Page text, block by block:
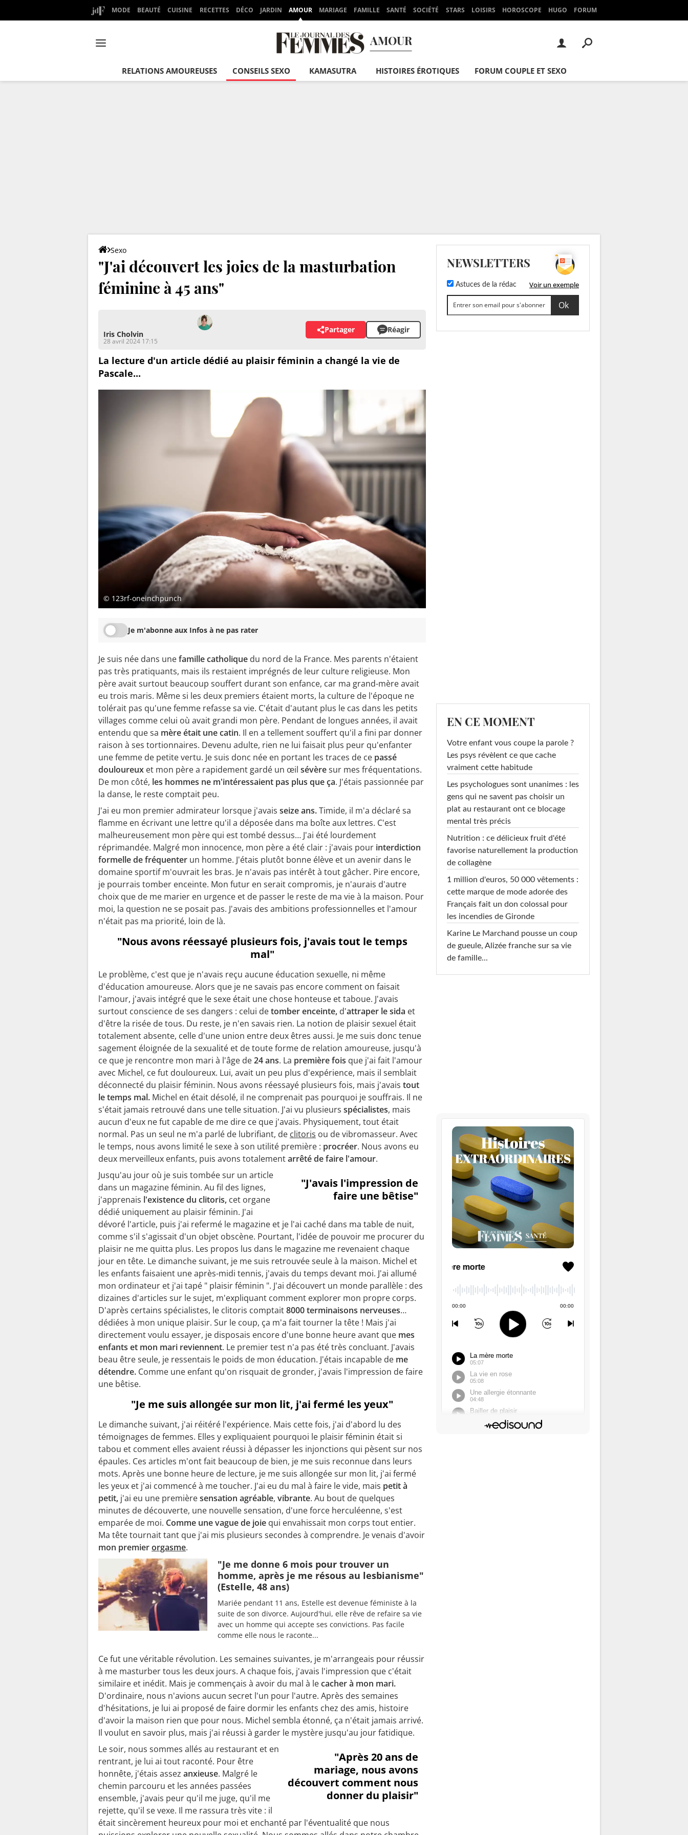
MODE BEAUTÉ CUISINE RECETTES DÉCO JARDIN AMOUR MARIAGE FAMILLE SANTÉ SOCIÉTÉ STARS LOISIRS HOROSCOPE HUGO FORUM
AMOUR
RELATIONS AMOUREUSES CONSEILS SEXO KAMASUTRA HISTOIRES ÉROTIQUES FORUM COUPLE ET SEXO
Sexo
"J'ai découvert les joies de la masturbation
féminine à 45 ans"
Iris Cholvin
28 avril 2024 17:15
Partager Réagir
La lecture d'un article dédié au plaisir féminin a changé la vie de
Pascale...
© 123rf-oneinchpunch
Je m'abonne aux Infos à ne pas rater
Je suis née dans unefamille catholique du nord de la France. Mes parents n'étaient
pas très pratiquants, mais ils restaient imprégnés de leur culture religieuse. Mon
père avait surtout beaucoup souffert durant son enfance, car ma grand-mère avait
eu trois maris. Même si les deux premiers étaient morts, la culture de l'époque ne
tolérait pas qu'une femme refasse sa vie. C'était d'autant plus le cas dans les petits
villages comme celui où avait grandi mon père. Pendant de longues années, il avait
entendu que sa mère était une catin. Il en a tellement souffert qu'il a fini par donner
raison à ses tortionnaires. Devenu adulte, rien ne lui faisait plus peur qu'enfanter
une femme de petite vertu. Je suis donc née en portant les traces de ce passé
douloureux et mon père a rapidement gardé un œil sévèresur mes fréquentations.
De mon côté, les hommes ne m'intéressaient pas plus que ça. J'étais passionnée par
la danse, le reste comptait peu.
J'ai eu mon premier admirateur lorsque j'avais seize ans.Timide, il m'a déclaré sa
flamme en écrivant une lettre qu'il a déposée dans ma boîte aux lettres. C'est
malheureusement mon père qui est tombé dessus… J'ai été lourdement
réprimandée. Malgré mon innocence, mon père a été clair : j'avais pour interdiction
formelle de fréquenter un homme. J'étais plutôt bonne élève et un avenir dans le
domaine sportif m'ouvrait les bras. Je n'avais pas intérêt à tout gâcher. Pire encore,
je pourrais tomber enceinte. Mon futur en serait compromis, je n'aurais d'autre
choix que de me marier en urgence et de passer le reste de ma vie à la maison. Pour
moi, la question ne se posait pas. J'avais des ambitions professionnelles et l'amour
n'était pas ma priorité, loin de là.
"Nous avons réessayé plusieurs fois, j'avais tout le temps
mal"
Le problème, c'est que je n'avais reçu aucune éducation sexuelle, ni même
d'éducation amoureuse. Alors que je ne savais pas encore comment on faisait
l'amour, j'avais intégré que le sexe était une chose honteuse et taboue. J'avais
surtout conscience de ses dangers : celui detomber enceinte, d'attraper le sida et
d'être la risée de tous. Du reste, je n'en savais rien. La notion de plaisir sexuel était
totalement absente, celle d'une union entre deux êtres aussi. Je me suis donc tenue
sagement éloignée de la sexualité et de toute forme de relation amoureuse, jusqu'à
ce que je rencontre mon mari à l'âge de24 ans. La première fois que j'ai fait l'amour
avec Michel, ce fut douloureux. Lui, avait un peu plus d'expérience, mais il semblait
déconnecté du plaisir féminin. Nous avons réessayé plusieurs fois, mais j'avais tout
le temps mal. Michel en était désolé, il ne comprenait pas pourquoi je souffrais. Il ne
s'était jamais retrouvé dans une telle situation. J'ai vu plusieurs spécialistes, mais
aucun d'eux ne fut capable de me dire ce que j'avais. Physiquement, tout était
normal. Pas un seul ne m'a parlé de lubrifiant, de clitoris ou de vibromasseur. Avec
le temps, nous avons limité le sexe à son utilité première : procréer. Nous avons eu
deux merveilleux enfants, puis avons totalementarrêté de faire l'amour.
"J'avais l'impression de
faire une bêtise"
Jusqu'au jour où je suis tombée sur un article
dans un magazine féminin. Au fil des lignes,
j'apprenais l'existence du clitoris, cet organe
dédié uniquement au plaisir féminin. J'ai
dévoré l'article, puis j'ai refermé le magazine et je l'ai caché dans ma table de nuit,
comme s'il s'agissait d'un objet obscène. Pourtant, l'idée de pouvoir me procurer du
plaisir ne me quitta plus. Les propos lus dans le magazine me revenaient chaque
jour en tête. Le dimanche suivant, je me suis retrouvée seule à la maison. Michel et
les enfants faisaient une après-midi tennis, j'avais du temps devant moi. J'ai allumé
mon ordinateur et j'ai tapé " plaisir féminin ". J'ai découvert un monde parallèle : des
dizaines d'articles sur le sujet, m'expliquant comment explorer mon propre corps.
D'après certains spécialistes, le clitoris comptait8000 terminaisons nerveuses…
dédiées à mon unique plaisir. Sur le coup, ça m'a fait tourner la tête ! Mais j'ai
directement voulu essayer, je disposais encore d'une bonne heure avant que mes
enfants et mon mari reviennent. Le premier test n'a pas été très concluant. J'avais
beau être seule, je ressentais le poids de mon éducation. J'étais incapable de me
détendre. Comme une enfant qu'on risquait de gronder, j'avais l'impression de faire
une bêtise.
"Je me suis allongée sur mon lit, j'ai fermé les yeux"
Le dimanche suivant, j'ai réitéré l'expérience. Mais cette fois, j'ai d'abord lu des
témoignages de femmes. Elles y expliquaient pourquoi le plaisir féminin était si
tabou et comment elles avaient réussi à dépasser les injonctions qui pèsent sur nos
épaules. Ces articles m'ont fait beaucoup de bien, je me suis reconnue dans leurs
mots. Après une bonne heure de lecture, je me suis allongée sur mon lit, j'ai fermé
les yeux et j'ai commencé à me toucher. J'ai eu du mal à faire le vide, mais petit à
petit, j'ai eu une premièresensation agréable, vibrante. Au bout de quelques
minutes de découverte, une nouvelle sensation, d'une force herculéenne, s'est
emparée de moi. Comme une vague de joie qui envahissait mon corps tout entier.
Ma tête tournait tant que j'ai mis plusieurs secondes à comprendre. Je venais d'avoir
mon premierorgasme.
"Je me donne 6 mois pour trouver un
homme, après je me résous au lesbianisme"
(Estelle, 48 ans)
Mariée pendant 11 ans, Estelle est devenue féministe à la
suite de son divorce. Aujourd'hui, elle rêve de refaire sa vie
avec un homme qui accepte ses convictions. Pas facile
comme elle nous le raconte...
Ce fut une véritable révolution. Les semaines suivantes, je m'arrangeais pour réussir
à me masturber tous les deux jours. A chaque fois, j'avais l'impression que c'était
similaire et inédit. Mais je commençais à avoir du mal à lecacher à mon mari.
D'ordinaire, nous n'avions aucun secret l'un pour l'autre. Après des semaines
d'hésitations, je lui ai proposé de faire dormir les enfants chez des amis, histoire
d'avoir la maison rien que pour nous. Michel sembla étonné, ça n'était jamais arrivé.
Il voulut en savoir plus, mais j'ai réussi à garder le mystère jusqu'au jour fatidique.
"Après 20 ans de
mariage, nous avons
découvert comment nous
donner du plaisir"
Le soir, nous sommes allés au restaurant et en
rentrant, je lui ai tout raconté. Pour être
honnête, j'étais assez anxieuse. Malgré le
chemin parcouru et les années passées
ensemble, j'avais peur qu'il me juge, qu'il me
rejette, qu'il se vexe. Il me rassura très vite : il
était sincèrement heureux pour moi et enchanté par l'éventualité que nous
NEWSLETTERS
Astuces de la rédac Voir un exemple
EN CE MOMENT
Votre enfant vous coupe la parole ?
Les psys révèlent ce que cache
vraiment cette habitude
Les psychologues sont unanimes : les
gens qui ne savent pas choisir un
plat au restaurant ont ce blocage
mental très précis
Nutrition : ce délicieux fruit d'été
favorise naturellement la production
de collagène
1 million d'euros, 50 000 vêtements :
cette marque de mode adorée des
Français fait un don colossal pour
les incendies de Gironde
Karine Le Marchand pousse un coup
de gueule, Alizée franche sur sa vie
de famille...